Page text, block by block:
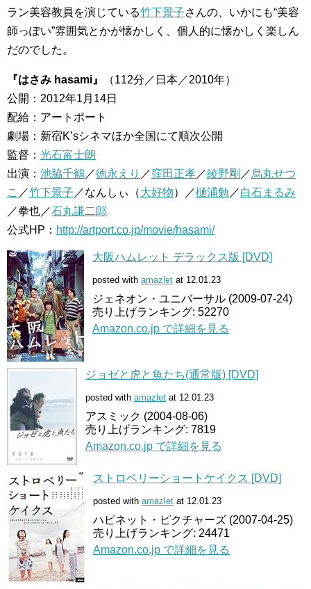
ラン美容教員を演じている竹下景子さんの、いかにも“美容
師っぽい”雰囲気とかが懐かしく、個人的に懐かしく楽しん
だのでした。
『はさみ hasami』
（112分／日本／2010年）
公開：2012年1月14日
配給：アートポート
劇場：新宿K’sシネマほか全国にて順次公開
監督： 光石富士朗
出演： 池脇千鶴／徳永えり ／窪田正孝／綾野剛 ／烏丸せつ
こ ／竹下景子 ／なんしぃ（大好物）／樋浦勉／白石まるみ
／拳也／石丸謙二郎
公式HP： http://artport.co.jp/movie/hasami/
大阪ハムレット デラックス版 [DVD]
posted with amazlet at 12.01.23
ジェネオン・ユニバーサル (2009-07-24)
売り上げランキング: 52270
Amazon.co.jp で詳細を見る
ジョゼと虎と魚たち(通常版) [DVD]
posted with amazlet at 12.01.23
アスミック (2004-08-06)
売り上げランキング: 7819
Amazon.co.jp で詳細を見る
ストロベリーショートケイクス [DVD]
posted with amazlet at 12.01.23
ハピネット・ピクチャーズ (2007-04-25)
売り上げランキング: 24471
Amazon.co.jp で詳細を見る